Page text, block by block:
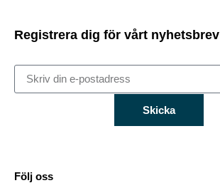
Registrera dig för vårt nyhetsbrev
Skicka
Följ oss